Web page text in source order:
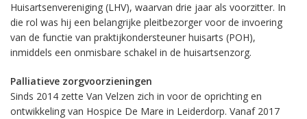
Huisartsenvereniging (LHV), waarvan drie jaar als voorzitter. In
die rol was hij een belangrijke pleitbezorger voor de invoering
van de functie van praktijkondersteuner huisarts (POH),
inmiddels een onmisbare schakel in de huisartsenzorg.
Palliatieve zorgvoorzieningen
Sinds 2014 zette Van Velzen zich in voor de oprichting en
ontwikkeling van Hospice De Mare in Leiderdorp. Vanaf 2017